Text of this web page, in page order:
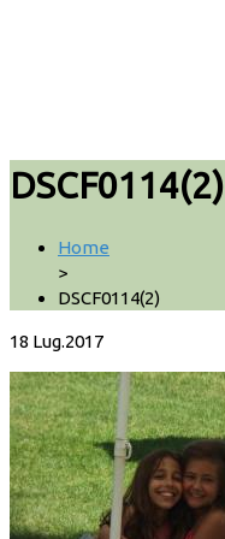
DSCF0114(2)
Home
>
DSCF0114(2)
18 Lug.2017